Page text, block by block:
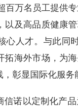
百万名员工提供
以及高品质健康
心人才。与此同
拓海外市场，为
彰显国际化服务
以定制化产品